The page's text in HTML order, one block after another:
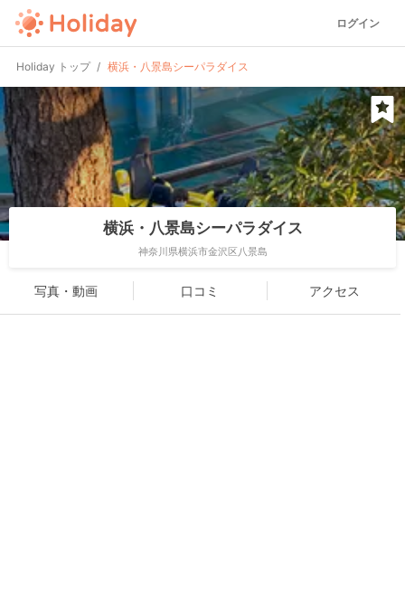
ログイン
Holiday トップ 横浜・八景島シーパラダイス
横浜・八景島シーパラダイス
神奈川県横浜市金沢区八景島
写真・動画 口コミ アクセス